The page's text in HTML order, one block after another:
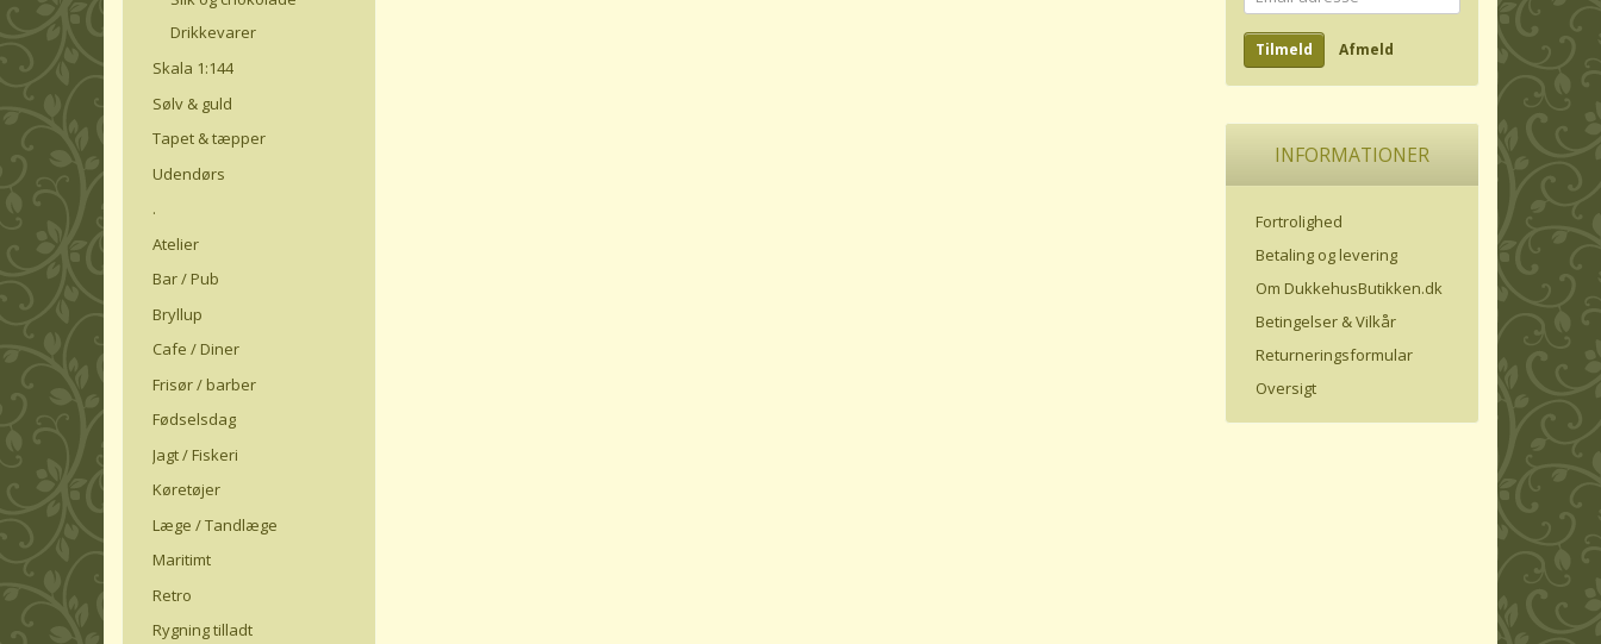
Drikkevarer
Skala 1:144
Sølv & guld
Tapet & tæpper
Udendørs
.
Atelier
Bar / Pub
Bryllup
Cafe / Diner
Frisør / barber
Fødselsdag
Jagt / Fiskeri
Køretøjer
Læge / Tandlæge
Maritimt
Retro
Rygning tilladt
adresse
Tilmeld Afmeld
INFORMATIONER
Fortrolighed
Betaling og levering
Om DukkehusButikken.dk
Betingelser & Vilkår
Returneringsformular
Oversigt